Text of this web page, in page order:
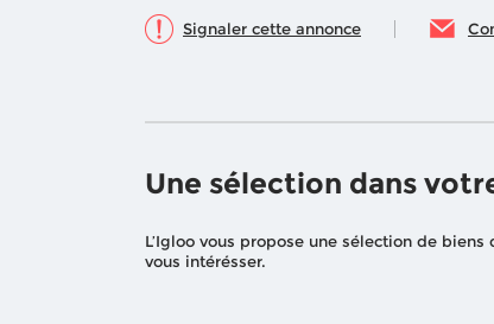
Signaler cette annonce
Une sélection dans
L’Igloo vous propose une sélection de
vous intérésser.